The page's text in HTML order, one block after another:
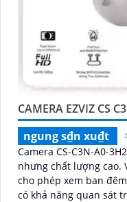
CAMERA EZVIZ CS
ngung s₫n xu₫t
Camera CS-C3N-A0-
nhưng chất lượng cao. Với công nghệ CMOS, camera này
cho phép xem ban
có khả năng quan sát